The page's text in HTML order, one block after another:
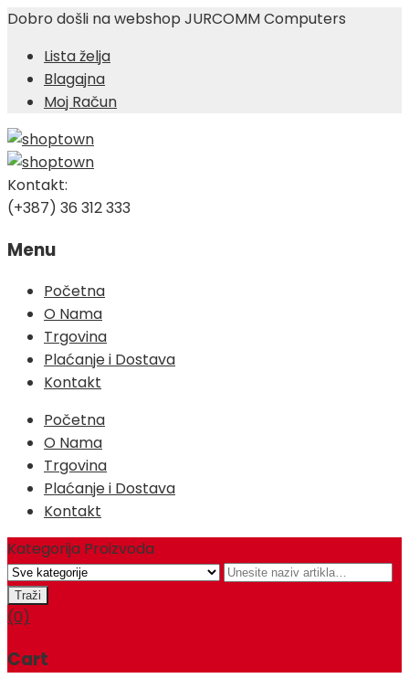
Dobro došli na webshop JURCOMM Computers
Lista želja
Blagajna
Moj Račun
Kontakt:
(+387) 36 312 333
Menu
Skip
content
Početna
O Nama
Trgovina
Plaćanje i Dostava
Kontakt
Početna
O Nama
Trgovina
Plaćanje i Dostava
Kontakt
Kategorija Proizvoda
(0)
Cart